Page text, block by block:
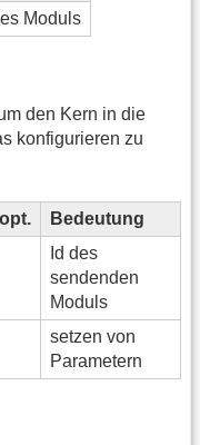
Moduls
den Kern in die
konfigurieren zu
opt.
Bedeutung
Id des
sendenden
Moduls
setzen von
Parametern